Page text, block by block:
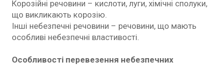
Корозійні речовини – кислоти, луги, хімічні сполуки,
що викликають корозію.
Інші небезпечні речовини – речовини, що мають
особливі небезпечні властивості.
Особливості перевезення небезпечних